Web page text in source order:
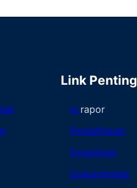
Link Penting
e–rapor
Pendaftaran
Download
Dokumentasi